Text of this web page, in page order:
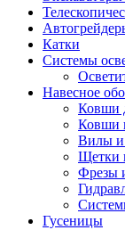
Катки
Системы
Навесное
Ковши
Ковши
Вилы и
Щетки
Фрезы
Гусеницы